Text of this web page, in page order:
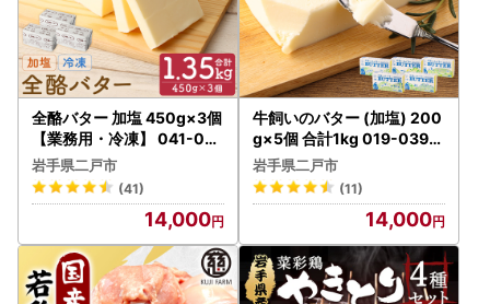
全酪バター 加塩 450g×3個
【業務用・冷凍】 041-041
8x1
岩手県二戸市
(41)
14,000
牛飼いのバター (加塩) 200
g×5個 合計1kg 019-0390
x1
岩手県二戸市
(11)
14,000